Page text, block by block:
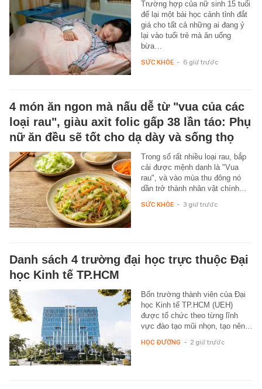
Trường hợp của nữ sinh 15 tuổi
để lại một bài học cảnh tỉnh đắt
giá cho tất cả những ai đang ỷ
lại vào tuổi trẻ mà ăn uống
bừa…
SỨC KHỎE - 6 giờ trước
4 món ăn ngon mà nấu dễ từ "vua của các
loại rau", giàu axit folic gấp 38 lần táo: Phụ
nữ ăn đều sẽ tốt cho dạ dày và sống thọ
Trong số rất nhiều loại rau, bắp
cải được mệnh danh là "Vua
rau", và vào mùa thu đông nó
dần trở thành nhân vật chính…
SỨC KHỎE - 3 giờ trước
Danh sách 4 trường đại học trực thuộc Đại
học Kinh tế TP.HCM
Bốn trường thành viên của Đại
học Kinh tế TP.HCM (UEH)
được tổ chức theo từng lĩnh
vực đào tạo mũi nhọn, tạo nên…
HỌC ĐƯỜNG - 2 giờ trước